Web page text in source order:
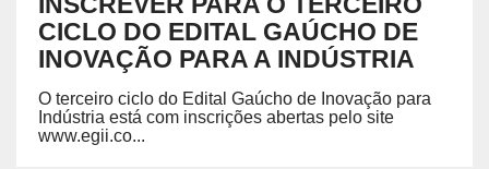
CICLO DO EDITAL GAÚCHO DE
INOVAÇÃO PARA A INDÚSTRIA
O terceiro ciclo do Edital Gaúcho de Inovação para
Indústria está com inscrições abertas pelo site
www.egii.co...